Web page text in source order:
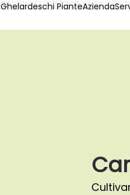
Ghelardeschi PianteAzienda